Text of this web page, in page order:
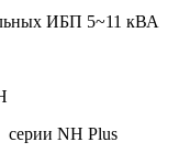
ИБП 5~11 кВА
NH Plus